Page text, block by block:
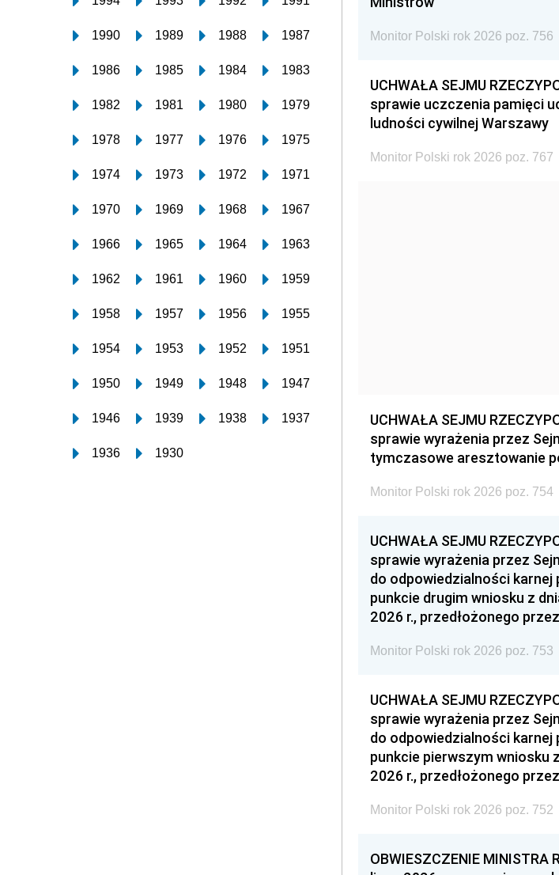
1990 1989 1988 1987
1986 1985 1984 1983
1982 1981 1980 1979
1978 1977 1976 1975
1974 1973 1972 1971
1970 1969 1968 1967
1966 1965 1964 1963
1962 1961 1960 1959
1958 1957 1956 1955
1954 1953 1952 1951
1950 1949 1948 1947
1946 1939 1938 1937
1936 1930
Monitor Polski rok 2026 poz. 756
UCHWAŁA SEJMU
sprawie uczczenia pamięci
ludności cywilnej Warszawy
Monitor Polski rok 2026 poz. 767
UCHWAŁA SEJMU
sprawie wyrażenia przez
tymczasowe aresztowanie
Monitor Polski rok 2026 poz. 754
UCHWAŁA SEJMU
sprawie wyrażenia przez
do odpowiedzialności karnej
punkcie drugim wniosku z
2026 r., przedłożonego
Monitor Polski rok 2026 poz. 753
UCHWAŁA SEJMU
sprawie wyrażenia przez
do odpowiedzialności karnej
punkcie pierwszym wniosku
2026 r., przedłożonego
Monitor Polski rok 2026 poz. 752
OBWIESZCZENIE MINISTRA